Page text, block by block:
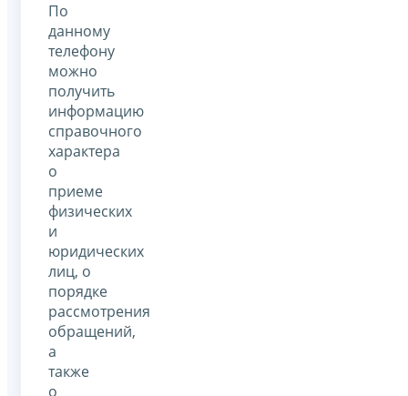
По
данному
телефону
можно
получить
информацию
справочного
характера
о
приеме
физических
и
юридических
лиц, о
порядке
рассмотрения
обращений,
а
также
о